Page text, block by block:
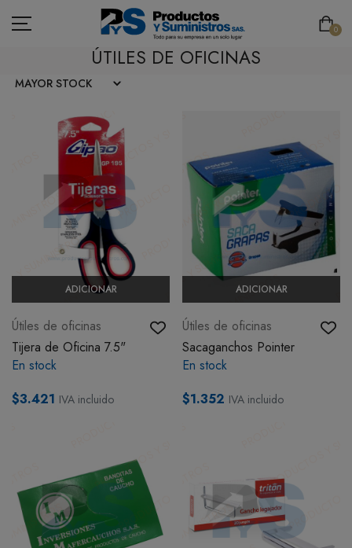
0
CAFETERÍA
SEGURIDAD INDUSTRIAL
TECNOLOGÍA
MOBILIARIO
EMBALAJE
BOTIQUÍN
ÚTILES DE OFICINAS
ADICIONAR
Útiles de oficinas
Tijera de Oficina 7.5"
En stock
$3.421 IVA incluido
ADICIONAR
Útiles de oficinas
Sacaganchos Pointer
En stock
$1.352 IVA incluido